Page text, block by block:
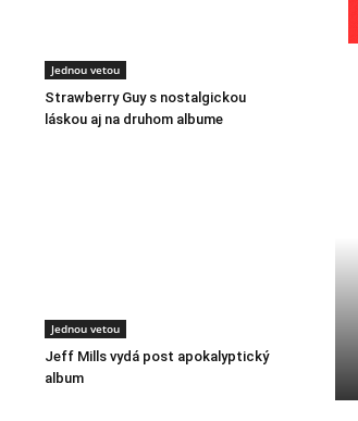
Jednou vetou
Strawberry Guy s nostalgickou
láskou aj na druhom albume
Jednou vetou
Jeff Mills vydá post apokalyptický
album